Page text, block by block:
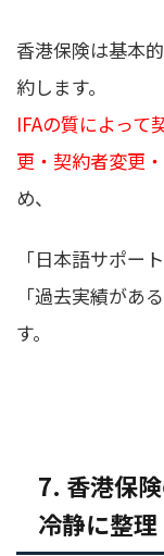
香港保険は基本
約します。
IFAの質によって
更・契約者変更
め、
「日本語サポー
「過去実績があ
す。
7. 香港保
冷静に整理